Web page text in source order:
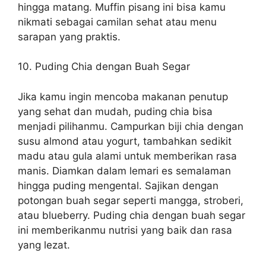
hingga matang. Muffin pisang ini bisa kamu
nikmati sebagai camilan sehat atau menu
sarapan yang praktis.
10. Puding Chia dengan Buah Segar
Jika kamu ingin mencoba makanan penutup
yang sehat dan mudah, puding chia bisa
menjadi pilihanmu. Campurkan biji chia dengan
susu almond atau yogurt, tambahkan sedikit
madu atau gula alami untuk memberikan rasa
manis. Diamkan dalam lemari es semalaman
hingga puding mengental. Sajikan dengan
potongan buah segar seperti mangga, stroberi,
atau blueberry. Puding chia dengan buah segar
ini memberikanmu nutrisi yang baik dan rasa
yang lezat.